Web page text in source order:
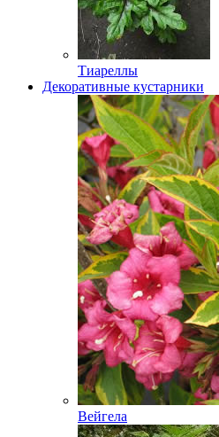
Тиареллы
Декоративные кустарники
Вейгела